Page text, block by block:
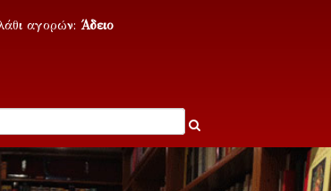
αγορών: Άδειο